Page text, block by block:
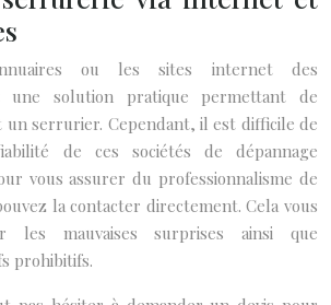
ou les sites internet des
une solution pratique permettant de
serrurier. Cependant, il est difficile de
de ces sociétés de dépannage
vous assurer du professionnalisme de
la contacter directement. Cela vous
les mauvaises surprises ainsi que
prohibitifs.